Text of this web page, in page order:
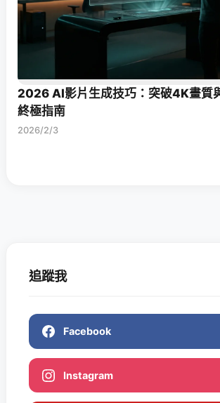
2026 AI影片生成技巧：突破4K畫質
終極指南
2026/2/3
追蹤我
Facebook
Instagram